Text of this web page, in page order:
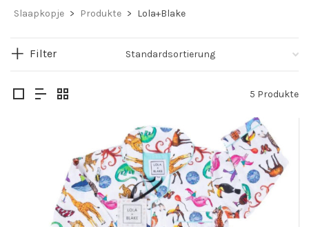
Slaapkopje > Produkte > Lola+Blake
Filter
5 Produkte